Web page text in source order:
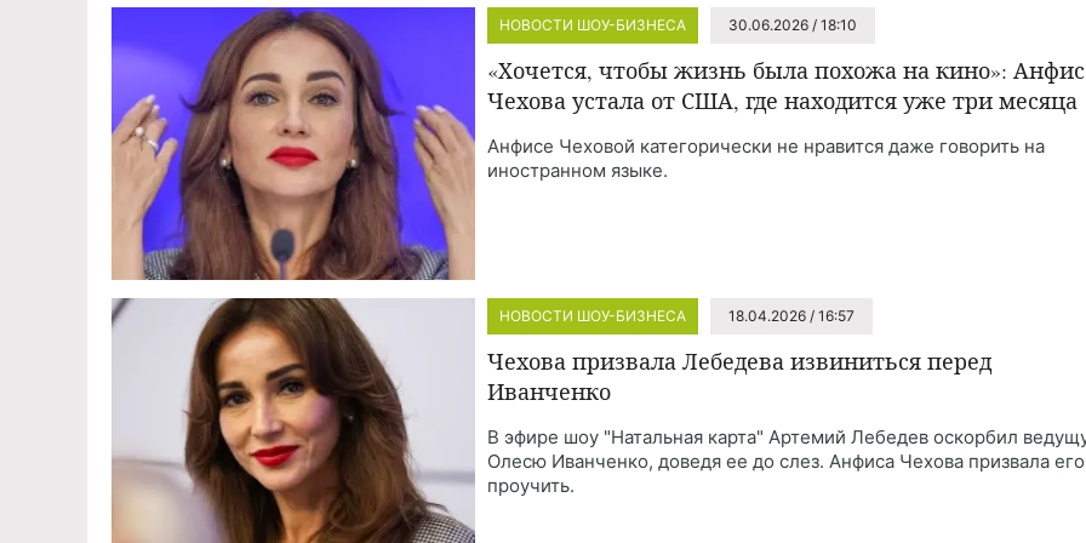
НОВОСТИ ШОУ-БИЗНЕСА 30.06.2026 / 18:10
«Хочется, чтобы жизнь была похожа на кино»:
Чехова устала от США, где находится уже три месяца
Анфисе Чеховой категорически не нравится даже говорить на
иностранном языке.
НОВОСТИ ШОУ-БИЗНЕСА 18.04.2026 / 16:57
Чехова призвала Лебедева извиниться перед
Иванченко
В эфире шоу "Натальная карта" Артемий Лебедев оскорбил
Олесю Иванченко, доведя ее до слез. Анфиса Чехова призвала его
проучить.